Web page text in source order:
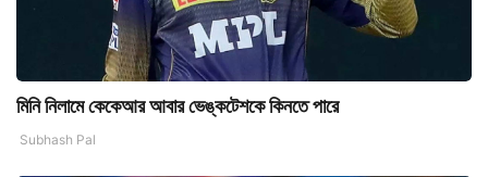
মিনি নিলামে কেকেআর আবার ভেঙ্কটেশকে কিনতে পারে
Subhash Pal